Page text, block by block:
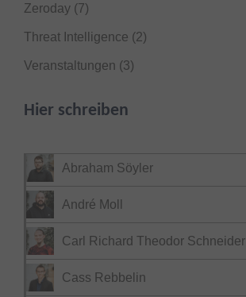
Zeroday (7)
Threat Intelligence (2)
Veranstaltungen (3)
Hier schreiben
Abraham Söyler
André Moll
Carl Richard Theodor Schneider
Cass Rebbelin